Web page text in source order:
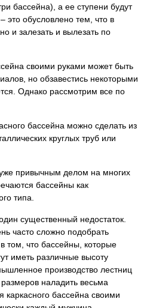
бассейна), а ее ступени будут
это обусловлено тем, что в
и залезать и вылезать по
своими руками может быть
но обзавестись некоторыми
Однако рассмотрим все по
бассейна можно сделать из
круглых труб или
привычным делом на многих
бассейны как
типа.
существенный недостаток.
часто сложно подобрать
том, что бассейны, которые
иметь различные высоту
производство лестниц
наладить весьма
каркасного бассейна своими